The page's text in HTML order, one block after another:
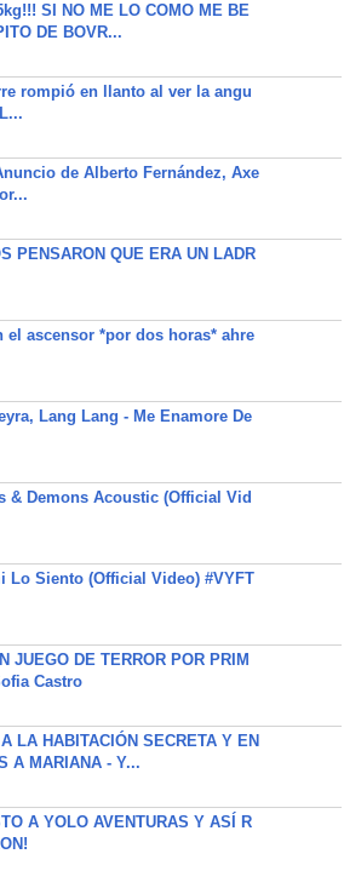
SI NO ME LO COMO ME BE
DE BOVR...
rompió en llanto al ver la angu
de Alberto Fernández, Axe
PENSARON QUE ERA UN LADR
el ascensor *por dos horas* ahre
Lang Lang - Me Enamore De
& Demons Acoustic (Official Vid
Lo Siento (Official Video) #VYFT
JUEGO DE TERROR POR PRIM
Castro
LA HABITACIÓN SECRETA Y EN
A MARIANA - Y...
A YOLO AVENTURAS Y ASÍ R